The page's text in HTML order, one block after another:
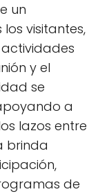
un
visitantes,
y el
se
a
lazos entre
brinda
de